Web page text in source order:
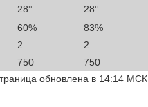
28° 28°
60% 83%
2 2
750 750
обновлена в 14:14 МСК